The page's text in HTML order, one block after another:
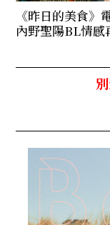
《昨日的美食》
內野聖陽BL情感